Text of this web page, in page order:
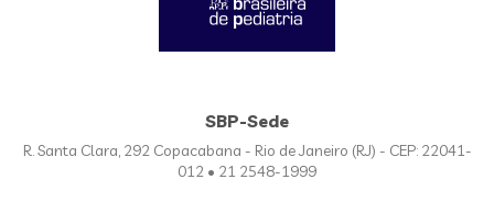
SBP-Sede
R. Santa Clara, 292 Copacabana - Rio de Janeiro (RJ) - CEP: 22041-
012 • 21 2548-1999